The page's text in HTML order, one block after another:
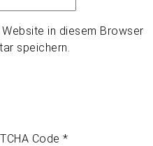
in diesem Browser
speichern.
Code *